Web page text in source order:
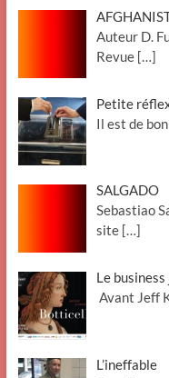
Auteur D.
Revue […]
Petite
Il est de
SALGADO
Sebastiao
site […]
Le
Avant Jeff
L’ineffable